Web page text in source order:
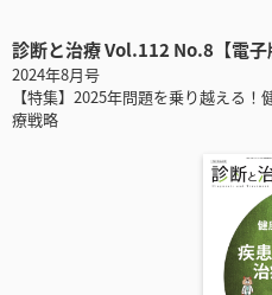
診断と治療 Vol.112 No.8【電子
2024年8月号
【特集】2025年問題を乗り越える
療戦略